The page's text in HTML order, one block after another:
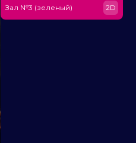
Зал №3 (зеленый)
2D